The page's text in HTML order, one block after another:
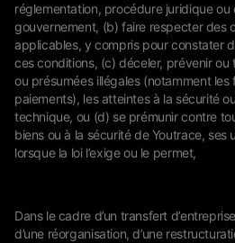
réglementation, procédure juridique ou
gouvernement, (b) faire respecter des
applicables, y compris pour constater
ces conditions, (c) déceler, prévenir ou
ou présumées illégales (notamment les
paiements), les atteintes à la sécurité
technique, ou (d) se prémunir contre
biens ou à la sécurité de Youtrace, ses
lorsque la loi l’exige ou le permet,
Dans le cadre d’un transfert
d’une réorganisation, d’une